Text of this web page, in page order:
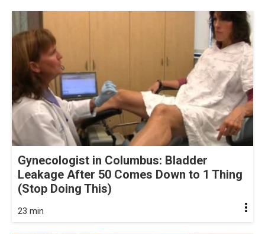
Gynecologist in Columbus: Bladder
Leakage After 50 Comes Down to 1 Thing
(Stop Doing This)
23 min